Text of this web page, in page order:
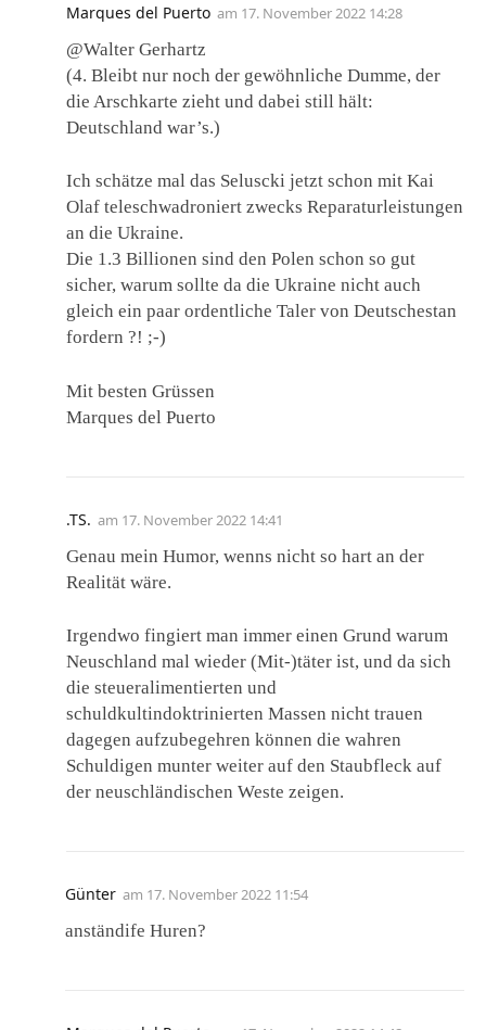
Marques del Puerto am 17. November 2022 14:28
@Walter Gerhartz
(4. Bleibt nur noch der gewöhnliche Dumme, der
die Arschkarte zieht und dabei still hält:
Deutschland war’s.)
Ich schätze mal das Seluscki jetzt schon mit Kai
Olaf teleschwadroniert zwecks Reparaturleistungen
an die Ukraine.
Die 1.3 Billionen sind den Polen schon so gut
sicher, warum sollte da die Ukraine nicht auch
gleich ein paar ordentliche Taler von Deutschestan
fordern ?! ;-)
Mit besten Grüssen
Marques del Puerto
.TS. am 17. November 2022 14:41
Genau mein Humor, wenns nicht so hart an der
Realität wäre.
Irgendwo fingiert man immer einen Grund warum
Neuschland mal wieder (Mit-)täter ist, und da sich
die steueralimentierten und
schuldkultindoktrinierten Massen nicht trauen
dagegen aufzubegehren können die wahren
Schuldigen munter weiter auf den Staubfleck auf
der neuschländischen Weste zeigen.
Günter am 17. November 2022 11:54
anständife Huren?